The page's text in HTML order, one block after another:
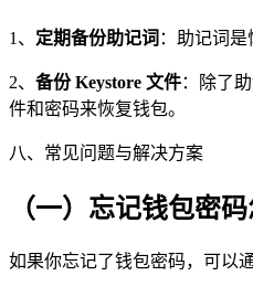
1、 定期备份助记词 ：助记词
2、 备份 Keystore 文件：除了
件和密码来恢复钱包。
八、常见问题与解决方案
（一）忘记钱包密码
如果你忘记了钱包密码，可以